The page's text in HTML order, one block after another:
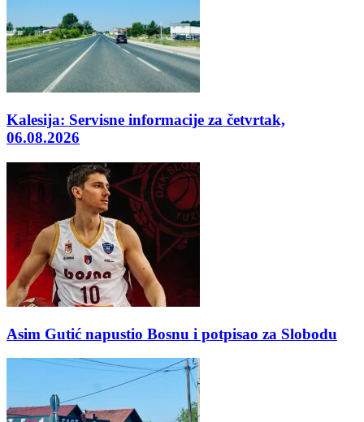
Kalesija: Servisne informacije za četvrtak,
06.08.2026
Asim Gutić napustio Bosnu i potpisao za Slobodu